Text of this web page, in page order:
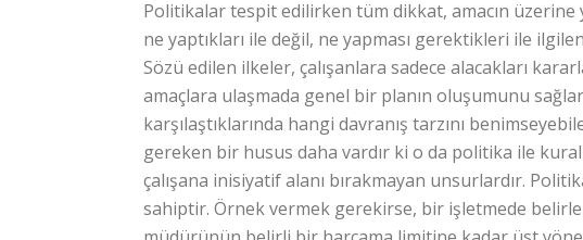
Politikalar tespit edilirken tüm dikkat, amacın
ne yaptıkları ile değil, ne yapması gerektikleri ile
Sözü edilen ilkeler, çalışanlara sadece alacakları
amaçlara ulaşmada genel bir planın oluşumunu
karşılaştıklarında hangi davranış tarzını
gereken bir husus daha vardır ki o da politika ile
çalışana inisiyatif alanı bırakmayan unsurlardır.
sahiptir. Örnek vermek gerekirse, bir işletmede